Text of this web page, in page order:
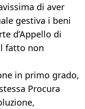
di aver
gestiva i beni
d’Appello di
fatto non
in primo grado,
Procura